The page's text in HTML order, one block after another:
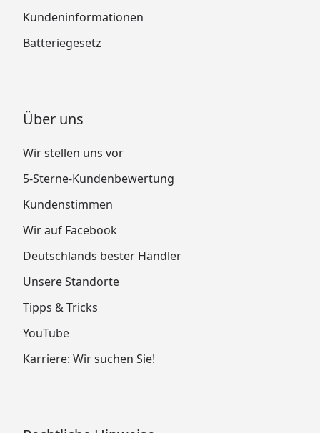
Kundeninformationen
Batteriegesetz
Über uns
Wir stellen uns vor
5-Sterne-Kundenbewertung
Kundenstimmen
Wir auf Facebook
Deutschlands bester Händler
Unsere Standorte
Tipps & Tricks
YouTube
Karriere: Wir suchen Sie!